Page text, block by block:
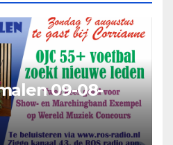
09-08-